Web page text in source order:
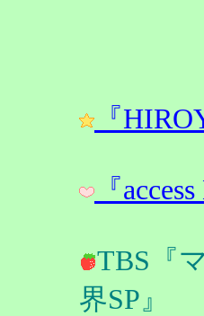
『
『
TBS『
界SP』